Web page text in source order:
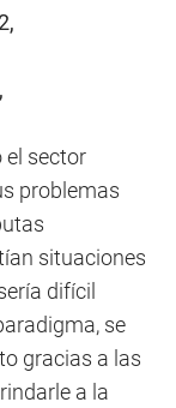
el sector
problemas
situaciones
difícil
se
gracias a las
a la